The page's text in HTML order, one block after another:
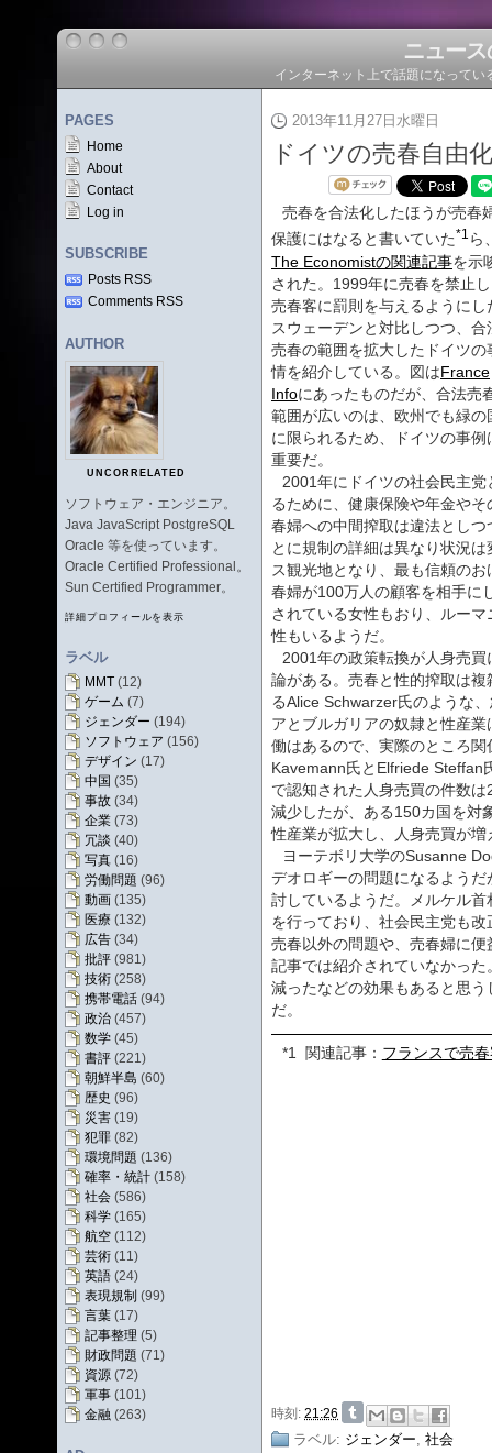
ニュー
インターネット上で話題になって
PAGES
Home
About
Contact
Log in
SUBSCRIBE
Posts RSS
Comments RSS
AUTHOR
UNCORRELATED
ソフトウェア・エンジニア。
Java JavaScript PostgreSQL
Oracle 等を使っています。
Oracle Certified Professional。
Sun Certified Programmer。
詳細プロフィールを表示
ラベル
MMT (12)
ゲーム (7)
ジェンダー (194)
ソフトウェア (156)
デザイン (17)
中国 (35)
事故 (34)
企業 (73)
冗談 (40)
写真 (16)
労働問題 (96)
動画 (135)
医療 (132)
広告 (34)
批評 (981)
技術 (258)
携帯電話 (94)
政治 (457)
数学 (45)
書評 (221)
朝鮮半島 (60)
歴史 (96)
災害 (19)
犯罪 (82)
環境問題 (136)
確率・統計 (158)
社会 (586)
科学 (165)
航空 (112)
芸術 (11)
英語 (24)
表現規制 (99)
言葉 (17)
記事整理 (5)
財政問題 (71)
資源 (72)
軍事 (101)
金融 (263)
2013年11月27日水曜日
ドイツの売春自由
売春を合法化したほうが売春
保護にはなると書いていた*1 ら
The Economistの関連記事を示
された。1999年に売春を禁止
売春客に罰則を与えるようにし
スウェーデンと対比しつつ、合
売春の範囲を拡大したドイツの
情を紹介している。図はFrance
Infoにあったものだが、合法売
範囲が広いのは、欧州でも緑の
に限られるため、ドイツの事例
重要だ。
2001年にドイツの社会民主
るために、健康保険や年金や
春婦への中間搾取は違法とし
とに規制の詳細は異なり状況
ス観光地となり、最も信頼の
春婦が100万人の顧客を相手に
されている女性もおり、ルー
性もいるようだ。
2001年の政策転換が人身売
論がある。売春と性的搾取は
るAlice Schwarzer氏のような
アとブルガリアの奴隷と性産
働はあるので、実際のところ
Kavemann氏とElfriede Steffan
で認知された人身売買の件数
減少したが、ある150カ国を対
性産業が拡大し、人身売買が
ヨーテボリ大学のSusanne
デオロギーの問題になるよう
討しているようだ。メルケル
を行っており、社会民主党も
売春以外の問題や、売春婦に
記事では紹介されていなかっ
減ったなどの効果もあると思
だ。
*1 関連記事： フランスで売
時刻: 21:26
ラベル: ジェンダー 社会